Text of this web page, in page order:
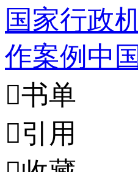
国家行政
作案例 中国
书单
引用